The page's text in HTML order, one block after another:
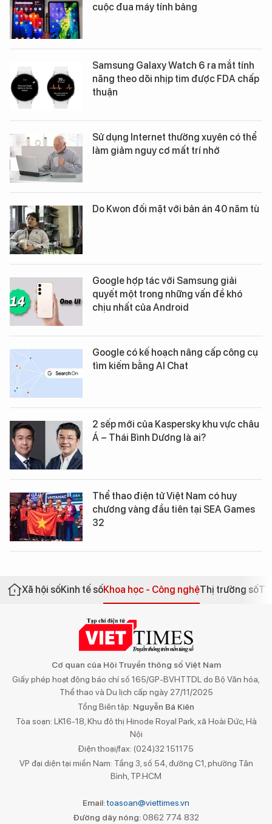
cuộc đua máy tính bảng
Samsung Galaxy Watch 6 ra mắt tính
năng theo dõi nhịp tim được FDA chấp
thuận
Sử dụng Internet thường xuyên có thể
làm giảm nguy cơ mất trí nhớ
Do Kwon đối mặt với bản án 40 năm tù
Google hợp tác với Samsung giải
quyết một trong những vấn đề khó
chịu nhất của Android
Google có kế hoạch nâng cấp công cụ
tìm kiếm bằng AI Chat
2 sếp mới của Kaspersky khu vực châu
Á – Thái Bình Dương là ai?
Thể thao điện tử Việt Nam có huy
chương vàng đầu tiên tại SEA Games
32
Xã hội sốKinh tế sốKhoa học - Công nghệThị trường số
Cơ quan của Hội Truyền thông số Việt Nam
Giấy phép hoạt động báo chí số 165/GP-BVHTTDL do Bộ Văn hóa,
Thể thao và Du lịch cấp ngày 27/11/2025
Tổng Biên tập: Nguyễn Bá Kiên
Tòa soạn: LK16-18, Khu đô thị Hinode Royal Park, xã Hoài Đức, Hà
Nội
Điện thoại/fax: (024)32 151175
VP đại diện tại miền Nam: Tầng 3, số 54, đường C1, phường Tân
Bình, TP.HCM
Email:toasoan@viettimes.vn
Đường dây nóng: 0862 774 832